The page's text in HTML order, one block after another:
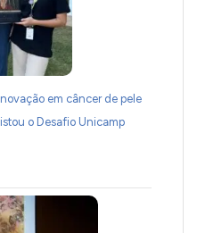
em câncer de pele
o Desafio Unicamp